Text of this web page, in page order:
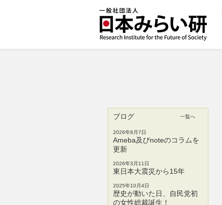
ブログ 一覧へ
2026年8月7日
Ameba及びnoteのコラムを
更新
2026年3月11日
東日本大震災から15年
2025年10月4日
歴史が動いた日、自民党初
の女性総裁誕生！